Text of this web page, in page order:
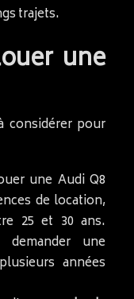
trajets.
une
considérer pour
une Audi Q8
de location,
25 et 30 ans.
demander une
années